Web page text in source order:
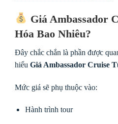
Giá Ambassador
Hóa Bao Nhiêu?
Đây chắc chắn là phần được
hiểu Giá Ambassador Cruise
Mức giá sẽ phụ thuộc vào:
Hành trình tour